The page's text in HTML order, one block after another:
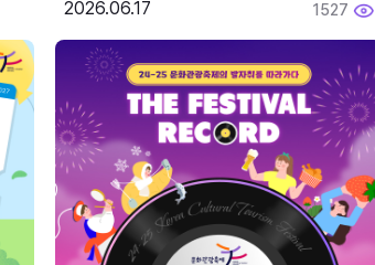
2026.06.17 1527